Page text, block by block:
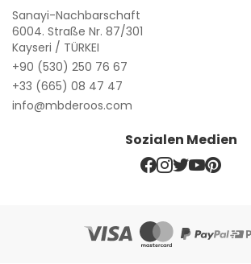
Sanayi-Nachbarschaft
6004. Straße Nr. 87/301
Kayseri / TÜRKEI
+90 (530) 250 76 67
+33 (665) 08 47 47
info@mbderoos.com
Sozialen Medien